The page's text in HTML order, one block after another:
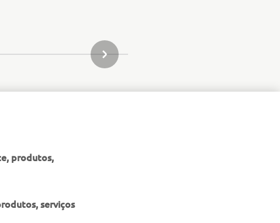
ARTIGO SEGUINTE NA GALERIA
produtos,
serviços